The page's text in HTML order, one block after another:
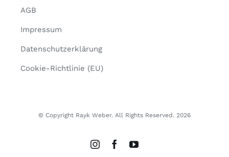
AGB
Impressum
Datenschutzerklärung
Cookie-Richtlinie (EU)
© Copyright Rayk Weber. All Rights Reserved. 2026